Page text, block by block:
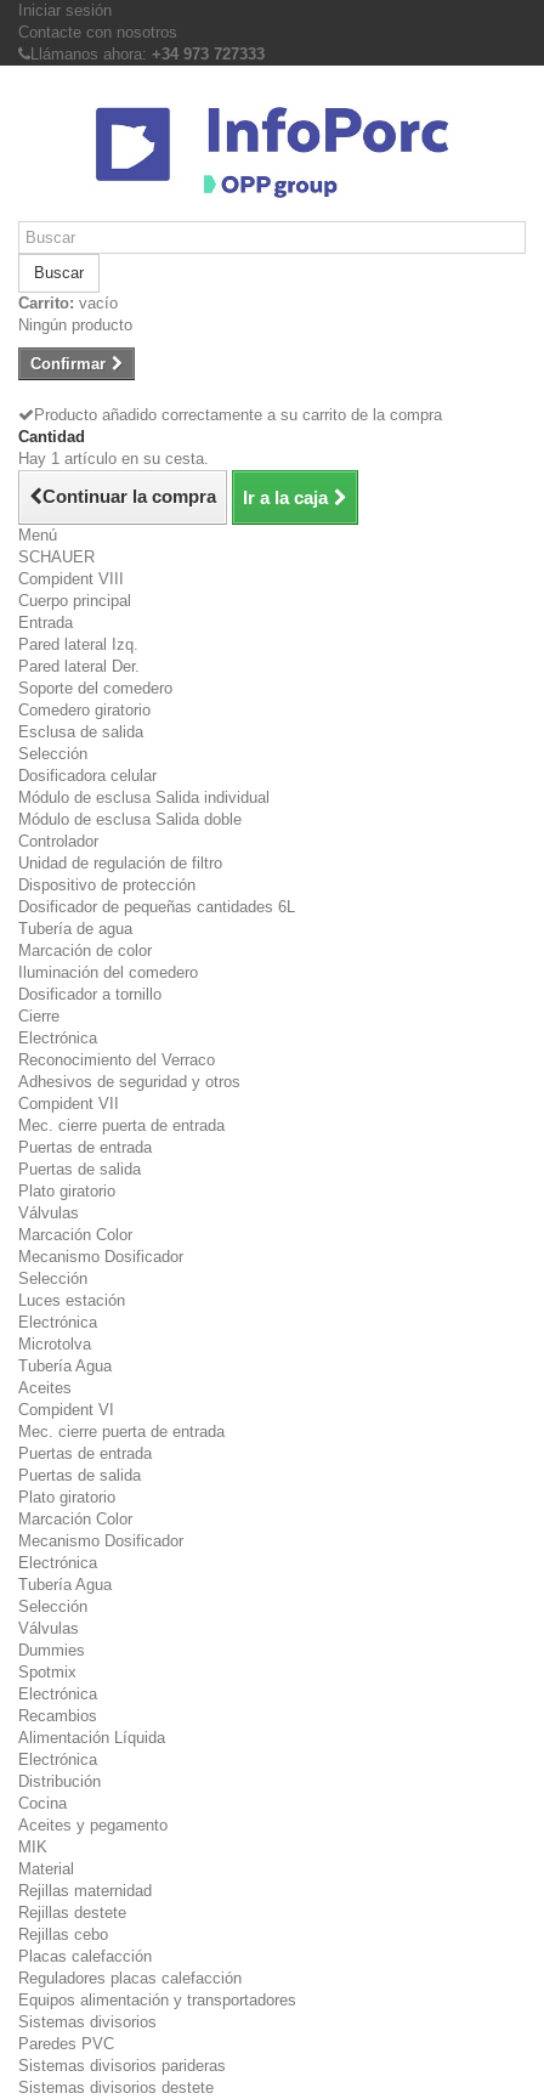
Iniciar sesión
Contacte con nosotros
Llámanos ahora: +34 973 727333
Buscar
Carrito: vacío
Ningún producto
Confirmar
Producto añadido correctamente a su carrito de la compra
Cantidad
Hay 1 artículo en su cesta.
Continuar la compra Ir a la caja
Menú
SCHAUER
Compident VIII
Cuerpo principal
Entrada
Pared lateral Izq.
Pared lateral Der.
Soporte del comedero
Comedero giratorio
Esclusa de salida
Selección
Dosificadora celular
Módulo de esclusa Salida individual
Módulo de esclusa Salida doble
Controlador
Unidad de regulación de filtro
Dispositivo de protección
Dosificador de pequeñas cantidades 6L
Tubería de agua
Marcación de color
Iluminación del comedero
Dosificador a tornillo
Cierre
Electrónica
Reconocimiento del Verraco
Adhesivos de seguridad y otros
Compident VII
Mec. cierre puerta de entrada
Puertas de entrada
Puertas de salida
Plato giratorio
Válvulas
Marcación Color
Mecanismo Dosificador
Selección
Luces estación
Electrónica
Microtolva
Tubería Agua
Aceites
Compident VI
Mec. cierre puerta de entrada
Puertas de entrada
Puertas de salida
Plato giratorio
Marcación Color
Mecanismo Dosificador
Electrónica
Tubería Agua
Selección
Válvulas
Dummies
Spotmix
Electrónica
Recambios
Alimentación Líquida
Electrónica
Distribución
Cocina
Aceites y pegamento
MIK
Material
Rejillas maternidad
Rejillas destete
Rejillas cebo
Placas calefacción
Reguladores placas calefacción
Equipos alimentación y transportadores
Sistemas divisorios
Paredes PVC
Sistemas divisorios parideras
Sistemas divisorios destete